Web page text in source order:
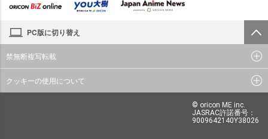
PC版に切り替え
禁無断複写転載
クッキーの使用について
© oricon ME inc.
JASRAC許諾番号：
9009642140Y38026